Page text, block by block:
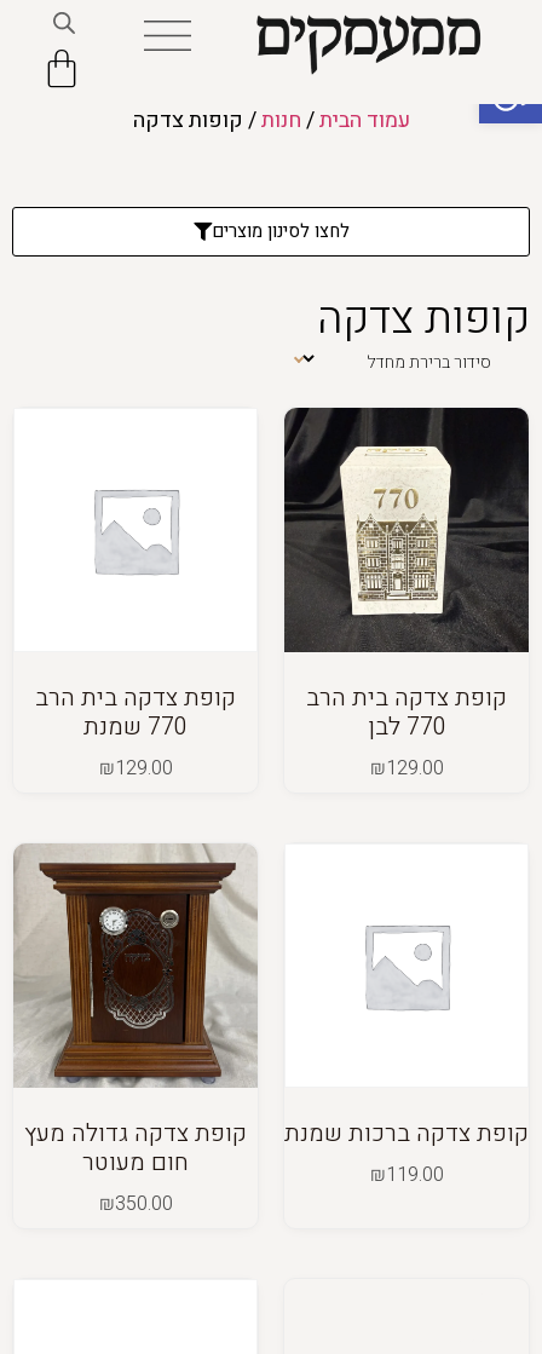
פתח סרגל נגישות
עמוד הבית/חנות/ קופות צדקה
לחצו לסינון מוצרים
קופות צדקה
קופת צדקה בית הרב
770 לבן
₪129.00
קופת צדקה בית הרב
770 שמנת
₪129.00
קופת צדקה ברכות שמנת
₪119.00
קופת צדקה גדולה מעץ
חום מעוטר
₪350.00